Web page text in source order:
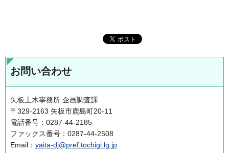
お問い合わせ
矢板土木事務所 企画調査課
〒329-2163 矢板市鹿島町20-11
電話番号：0287-44-2185
ファックス番号：0287-44-2508
Email： yaita-dj@pref.tochigi.lg.jp